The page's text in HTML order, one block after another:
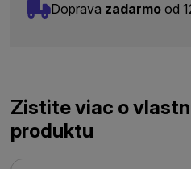
Doprava zadarmo od
Zistite viac o
produktu